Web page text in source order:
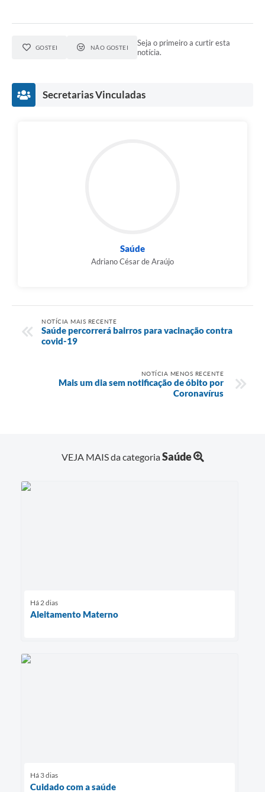
GOSTEI NÃO GOSTEI
Seja o primeiro a curtir esta
notícia.
Secretarias Vinculadas
Saúde
Adriano César de Araújo
NOTÍCIA MAIS RECENTE
Saúde percorrerá bairros para vacinação contra
covid-19
NOTÍCIA MENOS RECENTE
Mais um dia sem notificação de óbito por
Coronavírus
VEJA MAIS da categoriaSaúde
Há 2 dias
Aleitamento Materno
Há 3 dias
Cuidado com a saúde